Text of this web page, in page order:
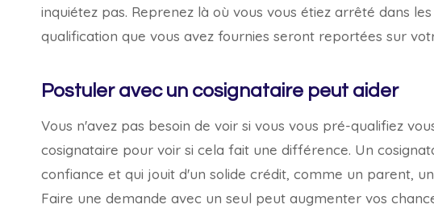
inquiétez pas. Reprenez là où vous vous étiez arrêté dans
qualification que vous avez fournies seront reportées sur
Postuler avec un cosignataire peut aider
Vous n'avez pas besoin de voir si vous vous pré-qualifiez
cosignataire pour voir si cela fait une différence. Un
confiance et qui jouit d'un solide crédit, comme un parent,
Faire une demande avec un seul peut augmenter vos